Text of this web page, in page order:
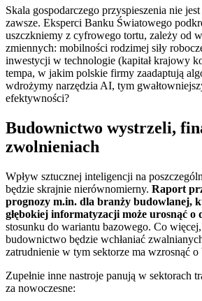
Skala gospodarczego przyspieszenia nie
zawsze. Eksperci Banku Światowego
uszczkniemy z cyfrowego tortu, zależy od
zmiennych: mobilności rodzimej siły
inwestycji w technologie (kapitał krajowy
tempa, w jakim polskie firmy zaadaptują
wdrożymy narzędzia AI, tym
efektywności?
Budownictwo wystrzeli,
zwolnieniach
Wpływ sztucznej inteligencji na
będzie skrajnie nierównomierny. Raport
prognozy m.in. dla branży budowlanej,
głębokiej informatyzacji może urosnąć o
stosunku do wariantu bazowego. Co więcej,
budownictwo będzie wchłaniać
zatrudnienie w tym sektorze ma wzrosnąć
Zupełnie inne nastroje panują w sektorach
za nowoczesne: